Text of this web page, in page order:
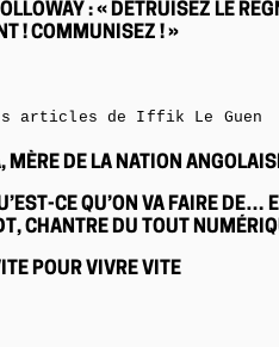
: « DÉTRUISEZ LE
! COMMUNISEZ ! »
articles de Iffik Le Guen
MÈRE DE LA NATION
CE QU’ON VA FAIRE DE…
CHANTRE DU TOUT
POUR VIVRE VITE